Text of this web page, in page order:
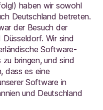
haben wir sowohl
Deutschland betreten.
der Besuch der
Wir sind
Software-
bringen, und sind
dass es eine
Software in
und Deutschland